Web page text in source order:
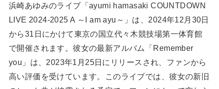
浜崎あゆみのライブ「ayumi hamasaki COUNTDOWN
LIVE 2024-2025 A ～I am ayu～」は、2024年12月30日
から31日にかけて東京の国立代々木競技場第一体育館
で開催されます。彼女の最新アルバム「Remember
you」は、2023年1月25日にリリースされ、ファンから
高い評価を受けています。このライブでは、彼女の新旧